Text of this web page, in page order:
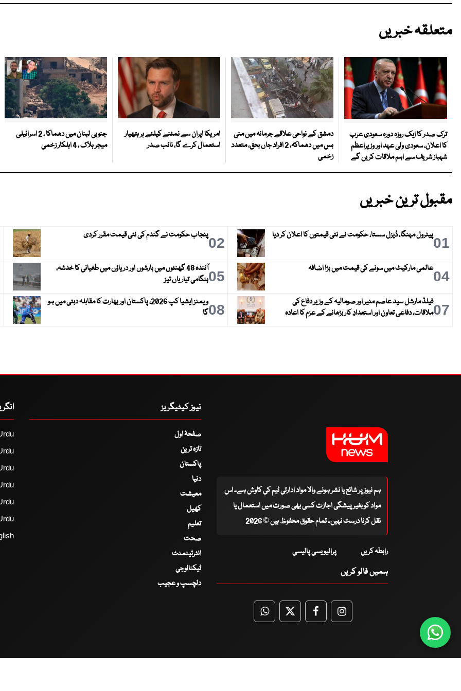
متعلقہ خبریں
ترک صدر کا ایک روزہ دورہ سعودی عرب
کا اعلان، سعودی ولی عہد اور وزیراعظم
شہباز شریف سے اہم ملاقات کریں گے
دمشق کے نواحی علاقے جرمانہ میں منی
بس میں دھماکہ، 2 افراد جاں بحق، متعدد
زخمی
امریکا ایران سے نمٹنے کیلئے ہر ہتھیار
استعمال کرے گا، نائب صدر
جنوبی لبنان میں دھماکا ، 2 اسرائیلی
میجر ہلاک ، 4 اہلکار زخمی
مقبول ترین خبریں
01پیٹرول مہنگا، ڈیزل سستا، حکومت نے نئی قیمتوں کا اعلان کر دیا 02پنجاب حکومت نے گندم کی نئی قیمت مقرر کردی
04عالمی مارکیٹ میں سونے کی قیمت میں بڑا اضافہ 05
آئندہ 48 گھنٹوں میں بارشوں اور دریاؤں میں طغیانی کا خدشہ،
ہنگامی تیاریاں تیز
07فیلڈ مارشل سید عاصم منیر اور صومالیہ کے وزیر دفاع کی
ملاقات، دفاعی تعاون اور استعدادِ کار بڑھانے کے عزم کا اعادہ
08
ویمنز ایشیا کپ 2026، پاکستان اور بھارت کا مقابلہ دبئی میں ہو
گا
ہم نیوز پر شائع یا نشر ہونے والا مواد ادارتی ٹیم کی کاوش ہے۔ اس
مواد کو بغیر پیشگی اجازت کسی بھی صورت میں استعمال یا
نقل کرنا درست نہیں۔ تمام حقوق محفوظ ہیں © 2026
رابطہ کریں پرائیویسی پالیسی
ہمیں فالو کریں
WhatsApp
TwitterFacebookFacebook
نیوز کیٹیگریز
صفحۂ اول
تازہ ترین
پاکستان
دنیا
معیشت
کھیل
تعلیم
صحت
انٹرٹینمنٹ
ٹیکنالوجی
دلچسپ و عجیب